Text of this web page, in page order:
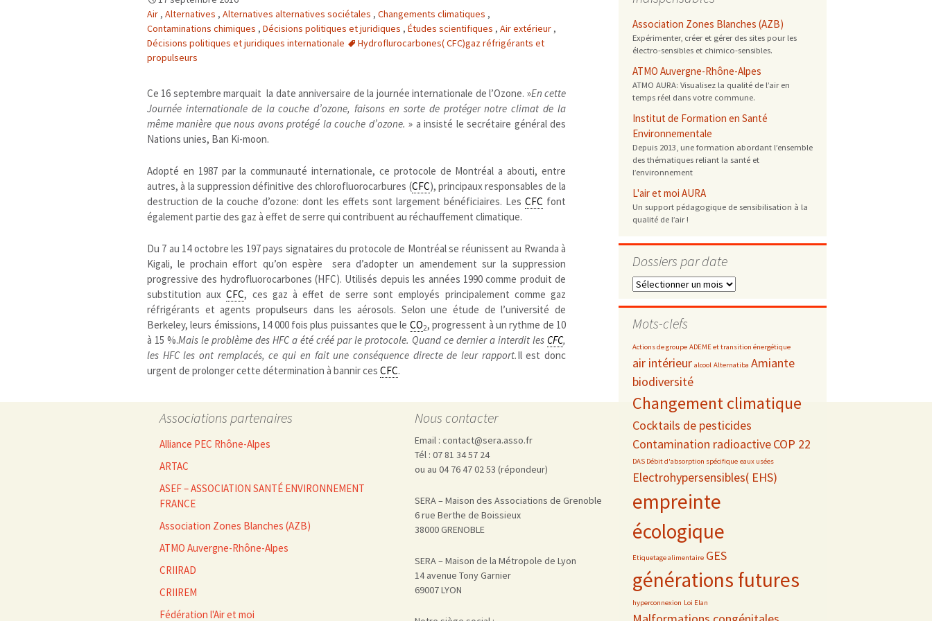
gaspillage alimentaire
modes de conservation et de cuisson
Risques majeurs
Biodiversité
Bruit
Contaminations chimiques
cancérigène / mutagène / reprotoxique
métaux lourds et autres
perturbateurs endocriniens
Déchets
économie circulaire
recyclage
Décisions politiques et juridiques
européenne
nationale
superficielles et souterraines
Énergies
fossiles
renouvelables / transition énergétique
Environnement numérique
Études scientifiques
épidémiologique
surveillance sanitaire
toxicologique
Jurisprudence
Modes de comportement
offre de soins
Petite enfance
Pharmacovigilance, produits et
dispositifs de santé, vaccins
Population à risque
adolescents
exposition professionnelle
Publications recommandées
Rayonnements
électromagnétiques (THT, téléphonie
écrans / jeux vidéos
Tourisme
Air , Alternatives , Alternatives alternatives sociétales , Changements climatiques ,
Contaminations chimiques , Décisions politiques et juridiques , Études scientifiques , Air extérieur ,
Décisions politiques et juridiques internationale
Hydroflurocarbones( CFC)gaz réfrigérants et
propulseurs
Ce 16 septembre marquait la date anniversaire de la journée internationale de l’Ozone. »En cette
Journée internationale de la couche d’ozone, faisons en sorte de protéger notre climat de la
même manière que nous avons protégé la couche d’ozone. » a insisté le secrétaire général des
Nations unies, Ban Ki-moon.
Adopté en 1987 par la communauté internationale, ce protocole de Montréal a abouti, entre
autres, à la suppression définitive des chlorofluorocarbures (CFC), principaux responsables de la
destruction de la couche d’ozone: dont les effets sont largement bénéficiaires. Les CFC font
également partie des gaz à effet de serre qui contribuent au réchauffement climatique.
Du 7 au 14 octobre les 197 pays signataires du protocole de Montréal se réunissent au Rwanda à
Kigali, le prochain effort qu’on espère sera d’adopter un amendement sur la suppression
progressive des hydrofluorocarbones (HFC). Utilisés depuis les années 1990 comme produit de
substitution auxCFC, ces gaz à effet de serre sont employés principalement comme gaz
réfrigérants et agents propulseurs dans les aérosols. Selon une étude de l’université de
Berkeley, leurs émissions, 14 000 fois plus puissantes que le CO2, progressent à un rythme de 10
à 15 %.Mais le problème des HFC a été créé par le protocole. Quand ce dernier a interdit les CFC,
les HFC les ont remplacés, ce qui en fait une conséquence directe de leur rapport.Il est donc
urgent de prolonger cette détermination à bannir ces CFC.
Association Zones Blanches (AZB)
Expérimenter, créer et gérer des sites pour les
électro-sensibles et chimico-sensibles.
ATMO Auvergne-Rhône-Alpes
ATMO AURA: Visualisez la qualité de l’air en
temps réel dans votre commune.
Institut de Formation en Santé
Environnementale
Depuis 2013, une formation abordant l’ensemble
des thématiques reliant la santé et
l’environnement
L'air et moi AURA
Un support pédagogique de sensibilisation à la
qualité de l’air !
Dossiers par date
Dossiers
date
Mots-clefs
Actions de groupe ADEME et transition énergétique
air intérieur alcool Alternatiba Amiante
biodiversité
Changement climatique
Cocktails de pesticides
Contamination radioactiveCOP 22
DAS Débit d'absorption spécifique eaux usées
Electrohypersensibles( EHS)
empreinte
écologique
Etiquetage alimentaire GES
générations futures
hyperconnexion Loi Elan
Associations partenaires
Alliance PEC Rhône-Alpes
ARTAC
ASEF – ASSOCIATION SANTÉ ENVIRONNEMENT
FRANCE
Association Zones Blanches (AZB)
ATMO Auvergne-Rhône-Alpes
CRIIRAD
CRIIREM
Fédération l'Air et moi
Nous contacter
Email : contact@sera.asso.fr
Tél : 07 81 34 57 24
ou au 04 76 47 02 53 (répondeur)
SERA – Maison des Associations de Grenoble
6 rue Berthe de Boissieux
38000 GRENOBLE
SERA – Maison de la Métropole de Lyon
14 avenue Tony Garnier
69007 LYON